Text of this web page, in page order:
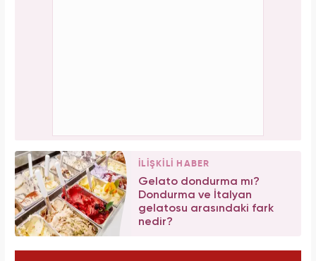
İLİŞKİLİ HABER
Gelato dondurma mı?
Dondurma ve İtalyan
gelatosu arasındaki fark
nedir?